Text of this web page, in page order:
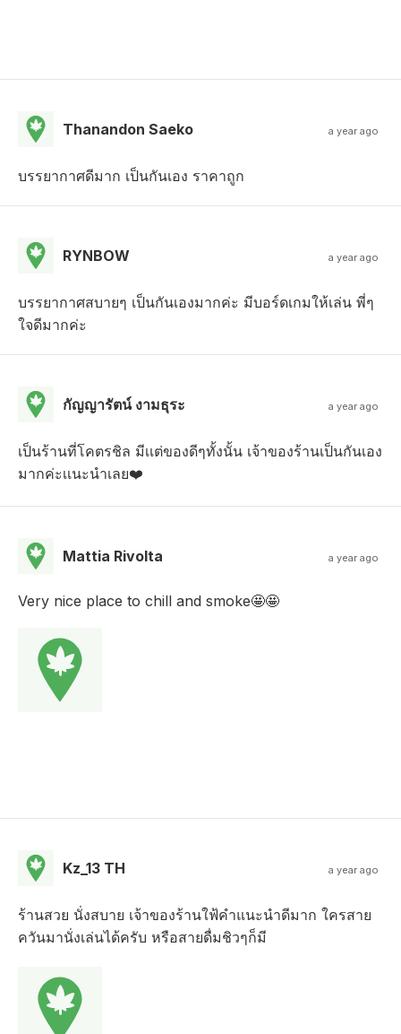
Thanandon Saeko a year ago
บรรยากาศดีมาก เป็นกันเอง ราคาถูก
RYNBOW a year ago
บรรยากาศสบายๆ เป็นกันเองมากค่ะ มีบอร์ดเกมให้เล่น พี่ๆ
ใจดีมากค่ะ
กัญญารัตน์ งามธุระ a year ago
เป็นร้านที่โคตรชิล มีเเต่ของดีๆทั้งนั้น เจ้าของร้านเป็นกันเอง
มากค่ะเเนะนำเลย❤️
Mattia Rivolta a year ago
Very nice place to chill and smoke🤩🤩
Kz_13 TH a year ago
ร้านสวย นั่งสบาย เจ้าของร้านใฟ้คำแนะนำดีมาก ใครสาย
ควันมานั่งเล่นได้ครับ หรือสายดื่มชิวๆก็มี